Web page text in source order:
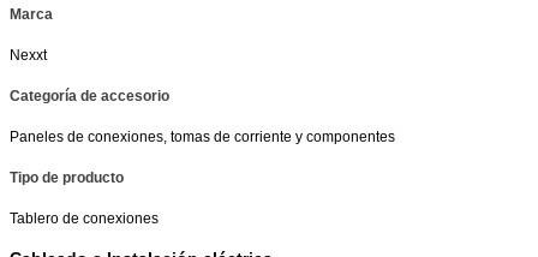
Marca
Nexxt
Categoría de accesorio
Paneles de conexiones, tomas de corriente y componentes
Tipo de producto
Tablero de conexiones